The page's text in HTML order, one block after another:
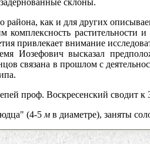
района, как и для других
комплексность растительно­сти
привлекает внимание
Иозефович высказал
связана в прошлом с
проф. Воскре­сенский сводит
(4-5 м в диаметре), заняты